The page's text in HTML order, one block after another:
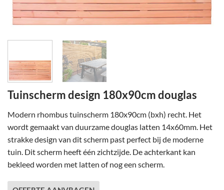
Tuinscherm design 180x90cm douglas
Modern rhombus tuinscherm 180x90cm (bxh) recht. Het
wordt gemaakt van duurzame douglas latten 14x60mm. Het
strakke design van dit scherm past perfect bij de moderne
tuin. Dit scherm heeft één zichtzijde. De achterkant kan
bekleed worden met latten of nog een scherm.